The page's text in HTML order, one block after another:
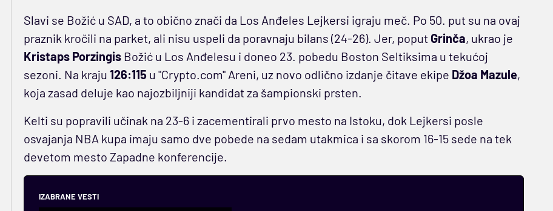
Slavi se Božić u SAD, a to obično znači da Los Anđeles Lejkersi igraju meč. Po 50. put su na ovaj
praznik kročili na parket, ali nisu uspeli da poravnaju bilans (24-26). Jer, poput Grinča, ukrao je
Kristaps Porzingis Božić u Los Anđelesu i doneo 23. pobedu Boston Seltiksima u tekućoj
sezoni. Na kraju 126:115 u "Crypto.com" Areni, uz novo odlično izdanje čitave ekipe Džoa Mazule,
koja zasad deluje kao najozbiljniji kandidat za šampionski prsten.
Kelti su popravili učinak na 23-6 i zacementirali prvo mesto na Istoku, dok Lejkersi posle
osvajanja NBA kupa imaju samo dve pobede na sedam utakmica i sa skorom 16-15 sede na tek
devetom mesto Zapadne konferencije.
IZABRANE VESTI